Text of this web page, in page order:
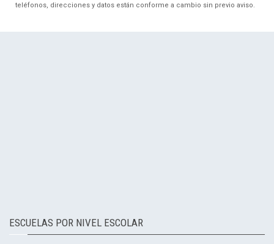
teléfonos, direcciones y datos están conforme a cambio sin previo aviso.
ESCUELAS POR NIVEL ESCOLAR